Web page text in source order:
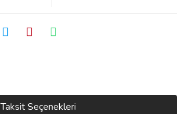
Taksit Seçenekleri